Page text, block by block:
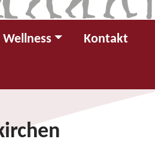
Wellness Kontakt